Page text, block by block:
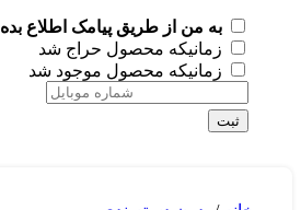
به من از طریق پیامک اطلاع بده
زمانیکه محصول حراج شد
زمانیکه محصول موجود شد
ثبت